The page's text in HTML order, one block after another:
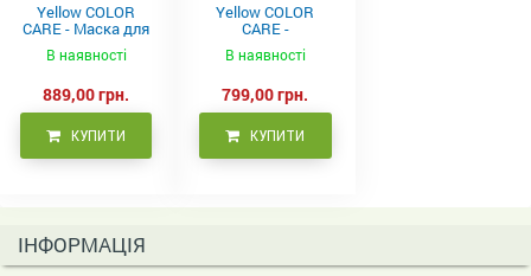
Yellow COLOR
CARE - Маска для
фарбованого
волосся, 500 мл
В наявності
889,00 грн.
КУПИТИ
Yellow COLOR
CARE -
Кондиціонер для
фарбованого
В наявності
799,00 грн.
КУПИТИ
ІНФОРМАЦІЯ